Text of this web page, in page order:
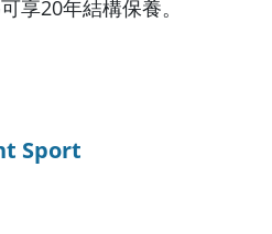
享20年結構保養。
Sport